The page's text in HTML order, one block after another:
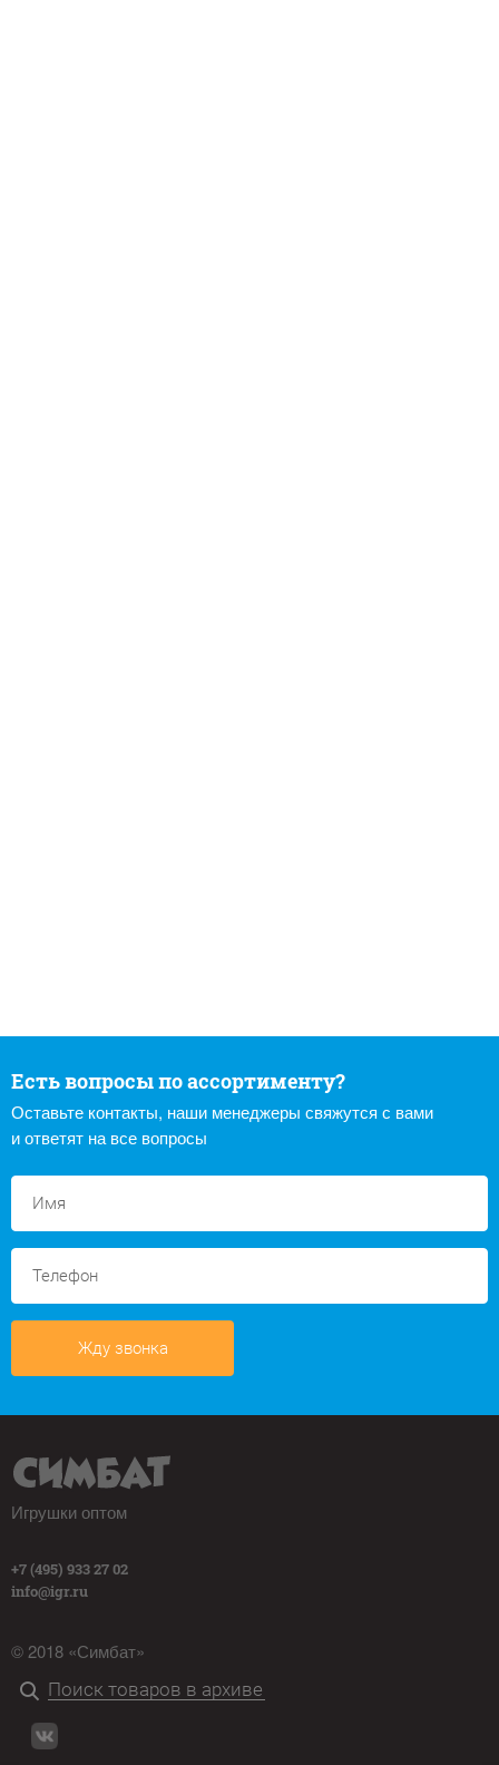
Есть вопросы по ассортименту?
Оставьте контакты, наши менеджеры свяжутся с вами
и ответят на все вопросы
Жду звонка
Игрушки оптом
+7 (495) 933 27 02
info@igr.ru
© 2018 «Симбат»